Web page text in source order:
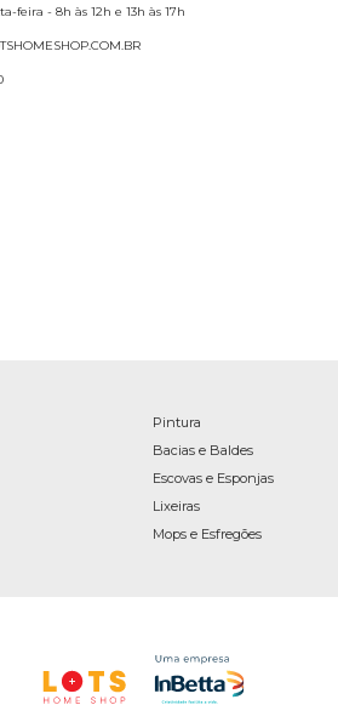
feira - 8h às 12h e 13h às 17h
Pintura
Bacias e Baldes
Escovas e Esponjas
Lixeiras
Mops e Esfregões